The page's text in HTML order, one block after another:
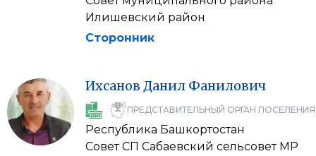
Илишевский район
Сторонник
Ихсанов Данил Фанилович
ПРЕДСТАВИТЕЛЬНЫЙ ОРГАН ПОСЕЛЕНИЯ
Республика Башкортостан
Совет СП Сабаевский сельсовет МР